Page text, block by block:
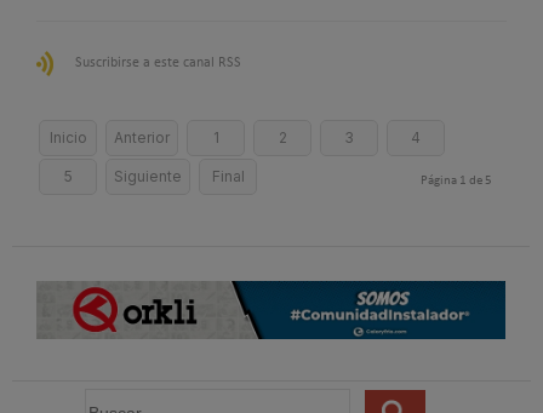
Suscribirse a este canal RSS
Inicio Anterior 1 2 3 4
5 Siguiente Final Página 1 de 5